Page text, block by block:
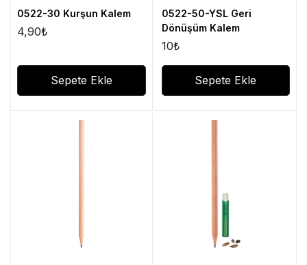
0522-30 Kurşun Kalem
4,90₺
Sepete Ekle
0522-50-YSL Geri
Dönüşüm Kalem
10₺
Sepete Ekle